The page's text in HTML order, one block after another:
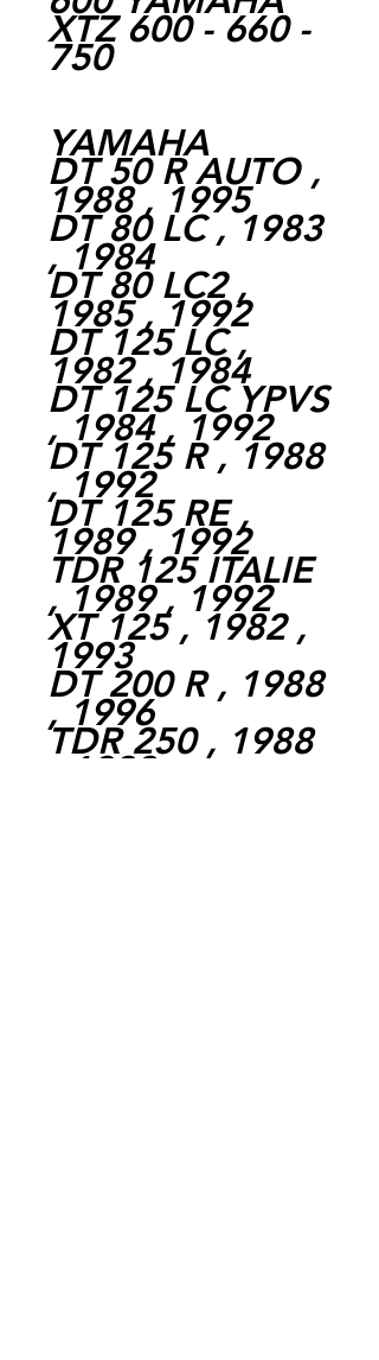
XTZ 600 - 660 -
750
YAMAHA
DT 50 R AUTO ,
1988 , 1995
DT 80 LC , 1983
, 1984
DT 80 LC2 ,
1985 , 1992
DT 125 LC ,
1982 , 1984
DT 125 LC YPVS
, 1984 , 1992
DT 125 R , 1988
, 1992
DT 125 RE ,
1989 , 1992
TDR 125 ITALIE
, 1989 , 1992
XT 125 , 1982 ,
1993
DT 200 R , 1988
, 1996
TDR 250 , 1988
, 1992